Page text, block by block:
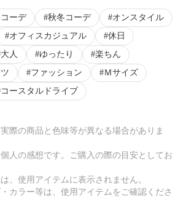
ーデ 秋冬コーデ
オンスタイル
オフィスカジュアル
休日
大人 ゆったり
楽ちん
ファッション
Ｍサイズ
コースタルドライブ
際の商品と色味等が異なる場合がありま
人の感想です。ご購入の際の目安としてお
、使用アイテムに表示されません。
カラー等は、使用アイテムをご確認くださ